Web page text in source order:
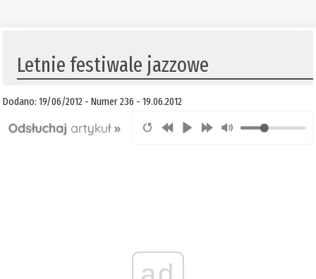
Letnie festiwale jazzowe
Dodano: 19/06/2012 - Numer 236 - 19.06.2012